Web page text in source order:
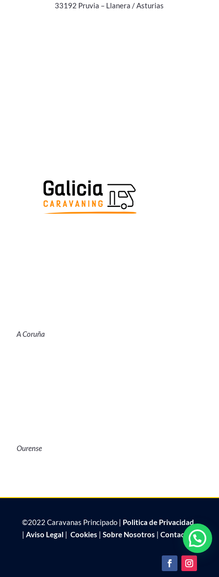
33192 Pruvia – Llanera / Asturias
A Coruña
Ourense
©2022 Caravanas Principado | Politica de Privacidad
| Aviso Legal | Cookies | Sobre Nosotros | Contacto